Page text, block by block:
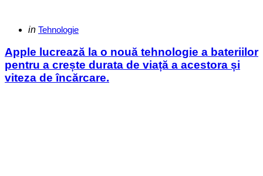
Categories
Posted
in Tehnologie
Apple lucrează la o nouă tehnologie a bateriilor
pentru a crește durata de viață a acestora și
viteza de încărcare.